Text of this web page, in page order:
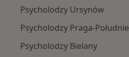
Psycholodzy Ursynów
Psycholodzy Praga-Południe
Psycholodzy Bielany